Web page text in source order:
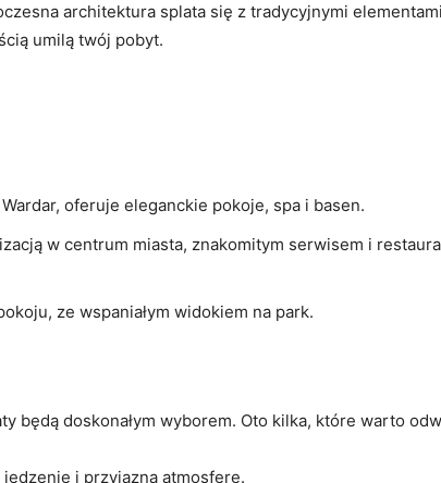
​architektura splata się‌ z tradycyjnymi
⁤umilą twój‍ pobyt.
⁣oferuje eleganckie pokoje, spa i basen.
w centrum miasta, znakomitym serwisem i
ze wspaniałym widokiem na park.
​będą doskonałym wyborem. Oto kilka, które warto
i przyjazną atmosferę.